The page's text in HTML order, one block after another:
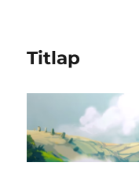
Titlap